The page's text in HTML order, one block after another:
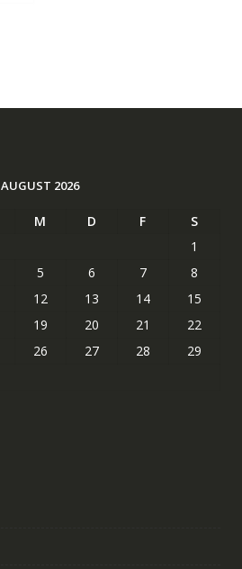
AUGUST 2026
M D F
S
1
5 6 7
8
12 13 14
15
19 20 21
22
26 27 28
29